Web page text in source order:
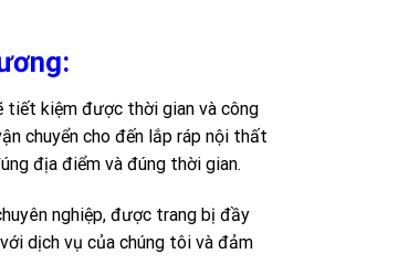
tiết kiệm được thời gian và công
chuyển cho đến lắp ráp nội thất
địa điểm và đúng thời gian.
nghiệp, được trang bị đầy
dịch vụ của chúng tôi và đảm